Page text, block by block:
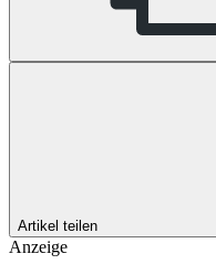
Artikel teilen
Anzeige